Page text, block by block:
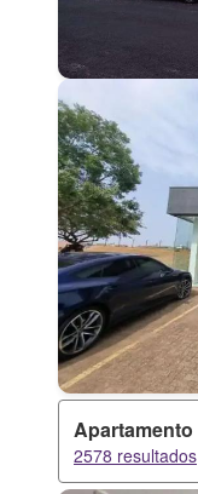
Apartamento
2578 resultados